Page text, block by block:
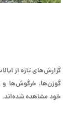
گزارش‌های تازه از
گوزن‌ها، خرگوش‌ها
خود مشاهده شده‌اند.